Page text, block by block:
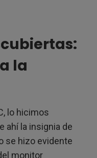
la
lo hicimos
ahí la insignia de
se hizo evidente
monitor